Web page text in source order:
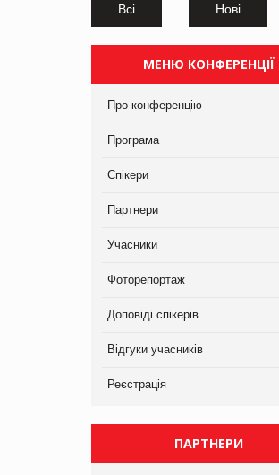
Всі Нові
МЕНЮ КОНФЕРЕНЦІЇ
Про конференцію
Програма
Спікери
Партнери
Учасники
Фоторепортаж
Доповіді спікерів
Відгуки учасників
Реєстрація
ПАРТНЕРИ